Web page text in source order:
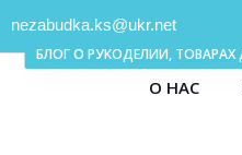
nezabudka.ks@ukr.net
О НАС